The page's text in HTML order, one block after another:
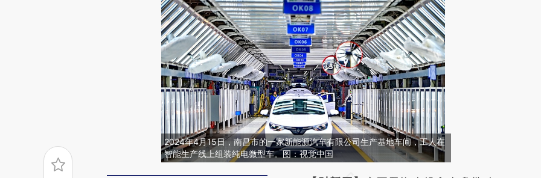
2024年4月15日，南昌市的一家新能源汽车有限公司生产基地车间，工人在
智能生产线上组装纯电微型车。图：视觉中国